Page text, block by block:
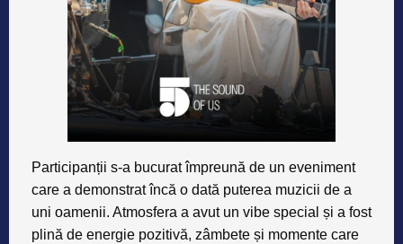
Participanții s-a bucurat împreună de un eveniment
care a demonstrat încă o dată puterea muzicii de a
uni oamenii. Atmosfera a avut un vibe special și a fost
plină de energie pozitivă, zâmbete și momente care